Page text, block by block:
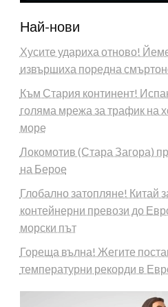
Най-нови
Хусите удариха отново!
извършиха поредна
Към Стария континент!
голяма мрежа за трафик на
море
Локомотив (Стара Загора)
на Берое
Глобално затопляне! Китай
контейнерни превози до
морски път
Гореща вълна! Жегите
температурни рекорди в